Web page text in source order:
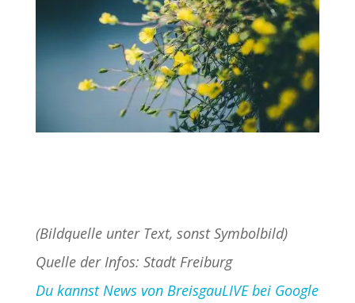
(Bildquelle unter Text, sonst Symbolbild)
Quelle der Infos: Stadt Freiburg
Du kannst News von BreisgauLIVE bei Google